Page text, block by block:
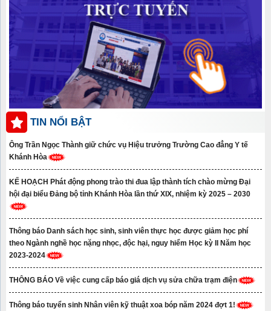
TIN NỔI BẬT
Ông Trần Ngọc Thành giữ chức vụ Hiệu trưởng Trường Cao đẳng Y tế
Khánh Hòa
KẾ HOẠCH Phát động phong trào thi đua lập thành tích chào mừng Đại
hội đại biểu Đảng bộ tỉnh Khánh Hòa lần thứ XIX, nhiệm kỳ 2025 – 2030
Thông báo Danh sách học sinh, sinh viên thực học được giảm học phí
theo Ngành nghề học nặng nhọc, độc hại, nguy hiểm Học kỳ II Năm học
2023-2024
THÔNG BÁO Về việc cung cấp báo giá dịch vụ sửa chữa trạm điện
Thông báo tuyển sinh Nhân viên kỹ thuật xoa bóp năm 2024 đợt 1!